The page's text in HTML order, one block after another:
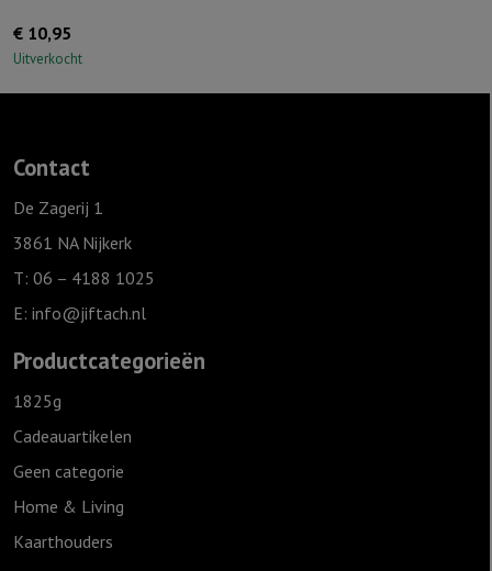
€ 10,95
Uitverkocht
Contact
De Zagerij 1
3861 NA Nijkerk
T: 06 – 4188 1025
E: info@jiftach.nl
Productcategorieën
1825g
Cadeauartikelen
Geen categorie
Home & Living
Kaarthouders